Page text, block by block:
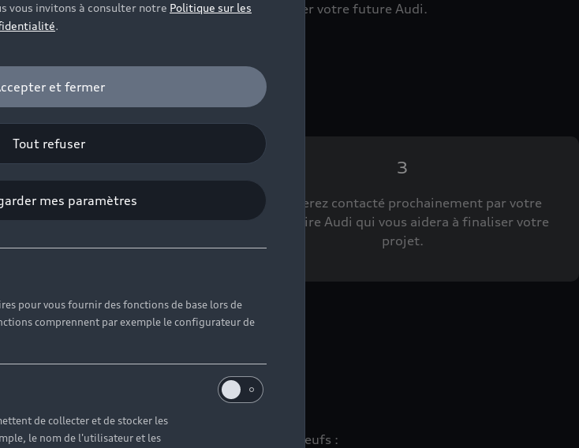
pour votre projet d'achat et trouver votre future Audi.
2
Contacter votre Partenaire ».
3
Vous serez contacté prochainement par votre
Partenaire Audi qui vous aidera à finaliser votre
projet.
avec les mêmes avantages que les véhicules neufs :
vous invitons à consulter notre Politique sur les
.
et fermer
Tout refuser
mes paramètres
pour vous fournir des fonctions de base lors de
comprennent par exemple le configurateur de
de collecter et de stocker les
le nom de l'utilisateur et les